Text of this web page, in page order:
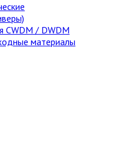
CWDM / DWDM
материалы